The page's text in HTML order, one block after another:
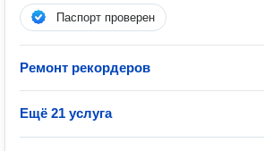
Паспорт проверен
Ремонт рекордеров
Ещё 21 услуга